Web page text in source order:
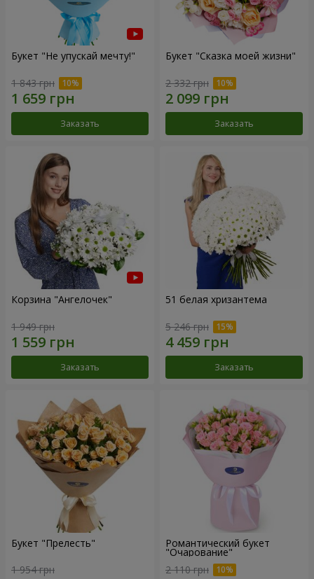
Букет "Не упускай мечту!"
1 843 грн
Заказать
Букет "Сказка моей жизни"
2 332 грн
Заказать
Корзина "Ангелочек"
1 949 грн
Заказать
51 белая хризантема
5 246 грн
Заказать
Букет "Прелесть"
1 954 грн
Романтический букет
"Очарование"
2 110 грн